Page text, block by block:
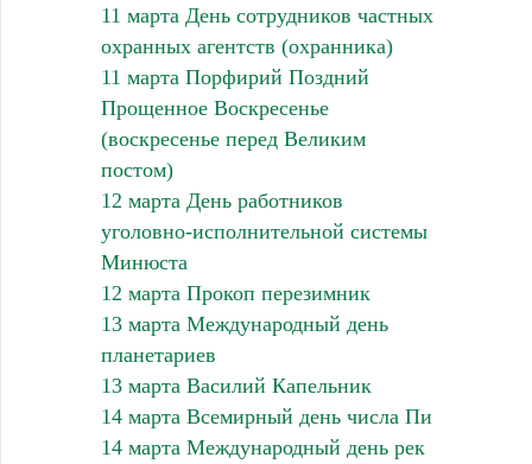
11 марта День сотрудников частных
охранных агентств (охранника)
11 марта Порфирий Поздний
Прощенное Воскресенье
(воскресенье перед Великим
постом)
12 марта День работников
уголовно-исполнительной системы
Минюста
12 марта Прокоп перезимник
13 марта Международный день
планетариев
13 марта Василий Капельник
14 марта Всемирный день числа Пи
14 марта Международный день рек